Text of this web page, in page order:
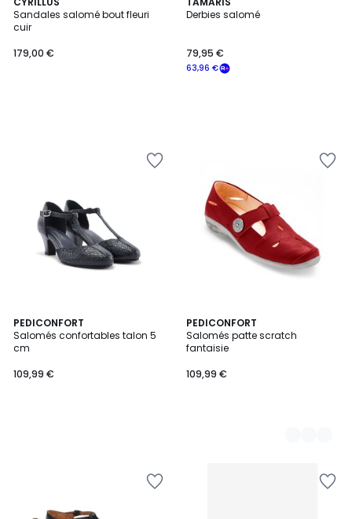
Sandales salomé bout fleuri
cuir
179,00 €
Derbies salomé
63,96 €
79,95 €
PEDICONFORT
Salomés confortables talon 5
cm
109,99 €
PEDICONFORT
Salomés patte scratch
fantaisie
109,99 €
4
Couleurs